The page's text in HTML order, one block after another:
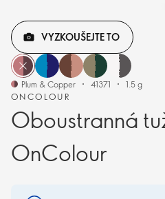
ONCOLOUR
Oboustranná
OnColour
VYZKOUŠEJTE TO
Plum & Copper 41371 1.5 g